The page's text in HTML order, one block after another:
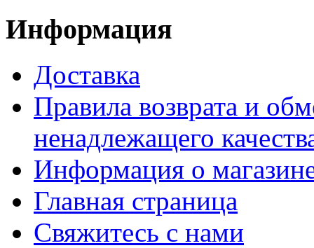
Информация
Доставка
Правила возврата и
ненадлежащего
Информация о
Главная страница
Свяжитесь с нами